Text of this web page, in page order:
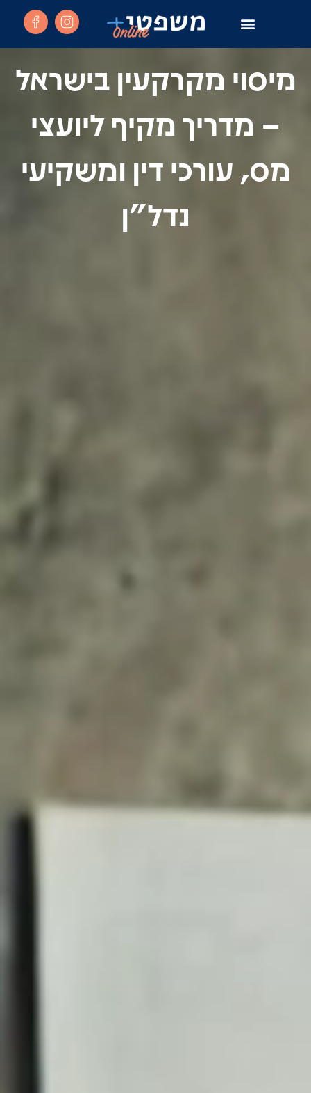
מיסוי מקרקעין בישראל
– מדריך מקיף ליועצי
מס, עורכי דין ומשקיעי
נדל"ן